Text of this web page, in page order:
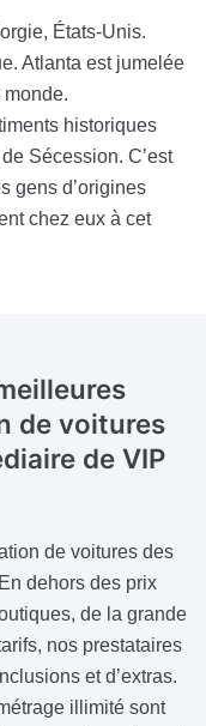
États-Unis.
Atlanta est jumelée
historiques
Sécession. C’est
gens d’origines
chez eux à cet
de voitures
de VIP
de voitures des
dehors des prix
de la grande
nos prestataires
et d’extras.
illimité sont